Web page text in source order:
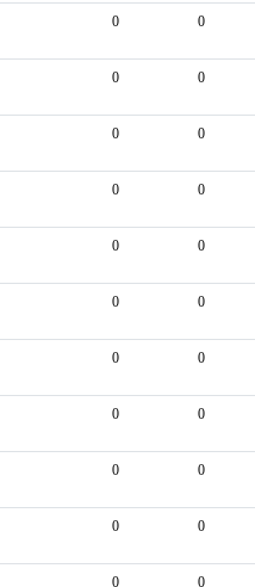
0 0
0 0
0 0
0 0
0 0
0 0
0 0
0 0
0 0
0 0
0 0